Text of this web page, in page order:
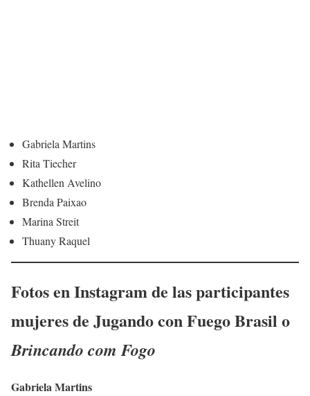
Gabriela Martins
Rita Tiecher
Kathellen Avelino
Brenda Paixao
Marina Streit
Thuany Raquel
Fotos en Instagram de las participantes
mujeres de Jugando con Fuego Brasil o
Brincando com Fogo
Gabriela Martins